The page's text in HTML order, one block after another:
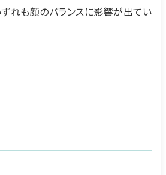
れも顔のバランスに影響が出てい